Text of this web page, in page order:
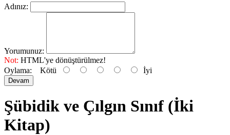
Adınız:
Yorumunuz:
Not: HTML'ye dönüştürülmez!
Oylama: Kötü İyi
Devam
Şübidik ve Çılgın Sınıf (İki
Kitap)